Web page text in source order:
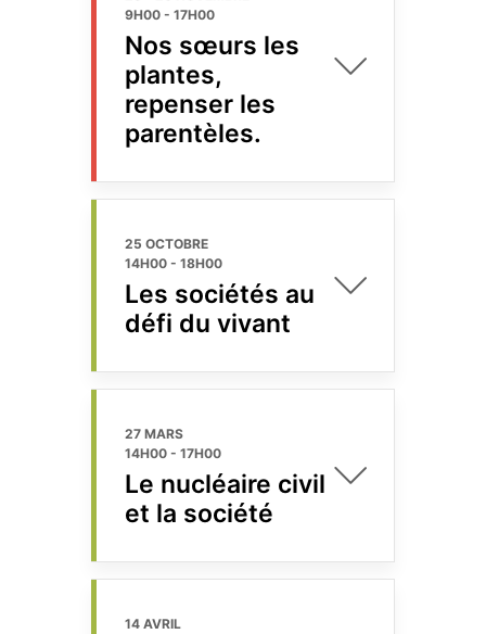
9H00 - 17H00
Nos sœurs les
plantes,
repenser les
parentèles.
25 OCTOBRE
14H00 - 18H00
Les sociétés au
défi du vivant
27 MARS
14H00 - 17H00
Le nucléaire civil
et la société
14 AVRIL